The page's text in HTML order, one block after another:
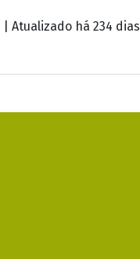
| Atualizado há 234 dias